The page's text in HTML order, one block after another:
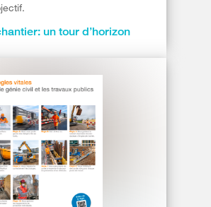
un tour d’horizon